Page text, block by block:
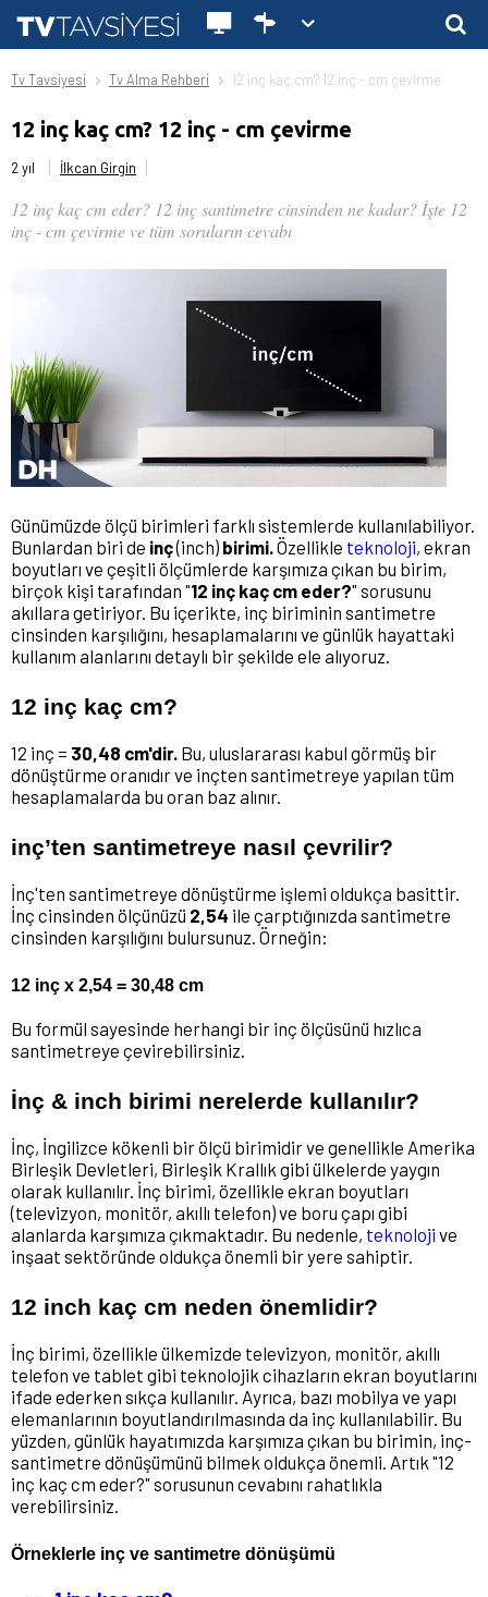
Tv Tavsiyesi Tv Alma Rehberi 12 inç kaç cm? 12 inç - cm çevirme
12 inç kaç cm? 12 inç - cm çevirme
2 yıl İlkcan Girgin
12 inç kaç cm eder? 12 inç santimetre cinsinden ne kadar? İşte 12
inç - cm çevirme ve tüm soruların cevabı
Günümüzde ölçü birimleri farklı sistemlerde kullanılabiliyor.
Bunlardan biri de inç(inch) birimi. Özellikle teknoloji, ekran
boyutları ve çeşitli ölçümlerde karşımıza çıkan bu birim,
birçok kişi tarafından "12 inç kaç cm eder?" sorusunu
akıllara getiriyor. Bu içerikte, inç biriminin santimetre
cinsinden karşılığını, hesaplamalarını ve günlük hayattaki
kullanım alanlarını detaylı bir şekilde ele alıyoruz.
12 inç kaç cm?
12 inç = 30,48 cm'dir. Bu, uluslararası kabul görmüş bir
dönüştürme oranıdır ve inçten santimetreye yapılan tüm
hesaplamalarda bu oran baz alınır.
inç’ten santimetreye nasıl çevrilir?
İnç'ten santimetreye dönüştürme işlemi oldukça basittir.
İnç cinsinden ölçünüzü 2,54 ile çarptığınızda santimetre
cinsinden karşılığını bulursunuz. Örneğin:
12 inç x 2,54 = 30,48 cm
Bu formül sayesinde herhangi bir inç ölçüsünü hızlıca
santimetreye çevirebilirsiniz.
İnç & inch birimi nerelerde kullanılır?
İnç, İngilizce kökenli bir ölçü birimidir ve genellikle Amerika
Birleşik Devletleri, Birleşik Krallık gibi ülkelerde yaygın
olarak kullanılır. İnç birimi, özellikle ekran boyutları
(televizyon, monitör, akıllı telefon) ve boru çapı gibi
alanlarda karşımıza çıkmaktadır. Bu nedenle, teknoloji ve
inşaat sektöründe oldukça önemli bir yere sahiptir.
12 inch kaç cm neden önemlidir?
İnç birimi, özellikle ülkemizde televizyon, monitör, akıllı
telefon ve tablet gibi teknolojik cihazların ekran boyutlarını
ifade ederken sıkça kullanılır. Ayrıca, bazı mobilya ve yapı
elemanlarının boyutlandırılmasında da inç kullanılabilir. Bu
yüzden, günlük hayatımızda karşımıza çıkan bu birimin, inç-
santimetre dönüşümünü bilmek oldukça önemli. Artık "12
inç kaç cm eder?" sorusunun cevabını rahatlıkla
verebilirsiniz.
Örneklerle inç ve santimetre dönüşümü